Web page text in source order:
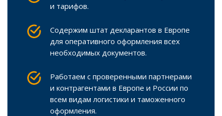
и тарифов.
Содержим штат декларантов в Европе
для оперативного оформления всех
необходимых документов.
Работаем с проверенными партнерами
и контрагентами в Европе и России по
всем видам логистики и таможенного
оформления.